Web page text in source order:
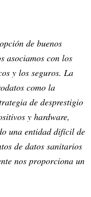
de buenos
asociamos con los
y los seguros. La
como la
de desprestigio
y hardware,
una entidad difícil de
de datos sanitarios
nos proporciona un